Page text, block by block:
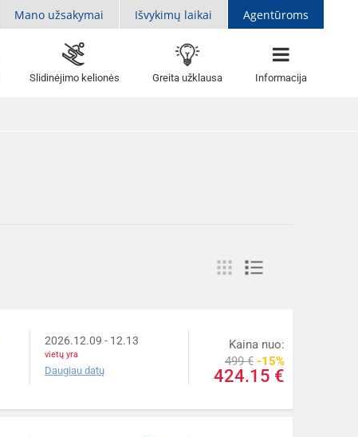
Mano užsakymai Išvykimų laikai Agentūroms
Slidinėjimo kelionės Greita užklausa Informacija
2026.12.09 - 12.13
vietų yra
Daugiau datų
Kaina nuo:
499 € -15%
424.15 €